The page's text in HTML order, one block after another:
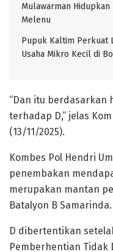
Mulawarman
Melenu
Pupuk Kaltim Perkuat
Usaha Mikro Kecil di
“Dan itu berdasarkan
terhadap D,” jelas
(13/11/2025).
Kombes Pol Hendri
penembakan
merupakan mantan
Batalyon B Samarinda.
D dibertentikan
Pemberhentian Tidak